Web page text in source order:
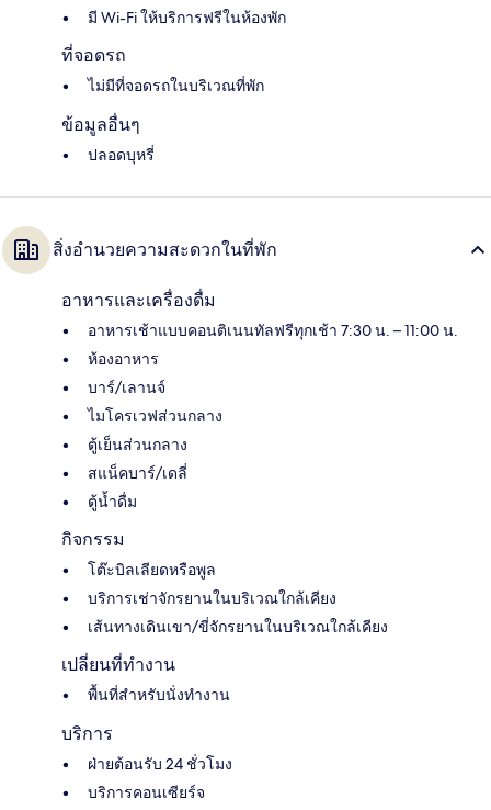
มี Wi-Fi ให้บริการฟรีในห้องพัก
ที่จอดรถ
ไม่มีที่จอดรถในบริเวณที่พัก
ข้อมูลอื่นๆ
ปลอดบุหรี่
สิ่งอำนวยความสะดวกในที่พัก
อาหารและเครื่องดื่ม
อาหารเช้าแบบคอนติเนนทัลฟรีทุกเช้า 7:30 น. – 11:00 น.
ห้องอาหาร
บาร์/เลานจ์
ไมโครเวฟส่วนกลาง
ตู้เย็นส่วนกลาง
สแน็คบาร์/เดลี่
ตู้น้ำดื่ม
กิจกรรม
โต๊ะบิลเลียดหรือพูล
บริการเช่าจักรยานในบริเวณใกล้เคียง
เส้นทางเดินเขา/ขี่จักรยานในบริเวณใกล้เคียง
เปลี่ยนที่ทำงาน
พื้นที่สำหรับนั่งทำงาน
บริการ
ฝ่ายต้อนรับ 24 ชั่วโมง
บริการคอนเซียร์จ